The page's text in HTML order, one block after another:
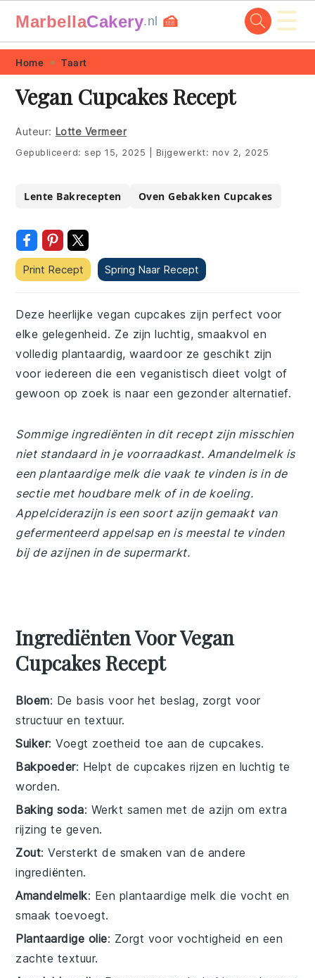
Skip
primary
navigation
Skip
main
content
Skip
primary
sidebar
Skip
footer
MarbellaCakery.nl 🍰 ☰
Home Taart
Vegan Cupcakes Recept
Auteur: Lotte Vermeer
Gepubliceerd:sep 15, 2025 Bijgewerkt: nov 2, 2025
Lente Bakrecepten Oven Gebakken Cupcakes
Print Recept Spring Naar Recept
Deze heerlijke vegan cupcakes zijn perfect voor
elke gelegenheid. Ze zijn luchtig, smaakvol en
volledig plantaardig, waardoor ze geschikt zijn
voor iedereen die een veganistisch dieet volgt of
gewoon op zoek is naar een gezonder alternatief.
Sommige ingrediënten in dit recept zijn misschien
niet standaard in je voorraadkast. Amandelmelk is
een plantaardige melk die vaak te vinden is in de
sectie met houdbare melk of in de koeling.
Appelciderazijn is een soort azijn gemaakt van
gefermenteerd appelsap en is meestal te vinden
bij de azijnen in de supermarkt.
Ingrediënten Voor Vegan
Cupcakes Recept
Bloem: De basis voor het beslag, zorgt voor
structuur en textuur.
Suiker: Voegt zoetheid toe aan de cupcakes.
Bakpoeder: Helpt de cupcakes rijzen en luchtig te
worden.
Baking soda: Werkt samen met de azijn om extra
rijzing te geven.
Zout: Versterkt de smaken van de andere
ingrediënten.
Amandelmelk: Een plantaardige melk die vocht en
smaak toevoegt.
Plantaardige olie: Zorgt voor vochtigheid en een
zachte textuur.